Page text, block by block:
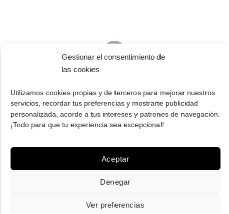
Gestionar el consentimiento de
las cookies
Utilizamos cookies propias y de terceros para mejorar nuestros
servicios, recordar tus preferencias y mostrarte publicidad
personalizada, acorde a tus intereses y patrones de navegación.
¡Todo para que tu experiencia sea excepcional!
Aceptar
Denegar
Ver preferencias
Tú eliges cómo pagar tus Roberto: Tarjeta, Pay Pal o contra
reembolso.
ENVÍOS GRATIS
We ship to all EU countries.